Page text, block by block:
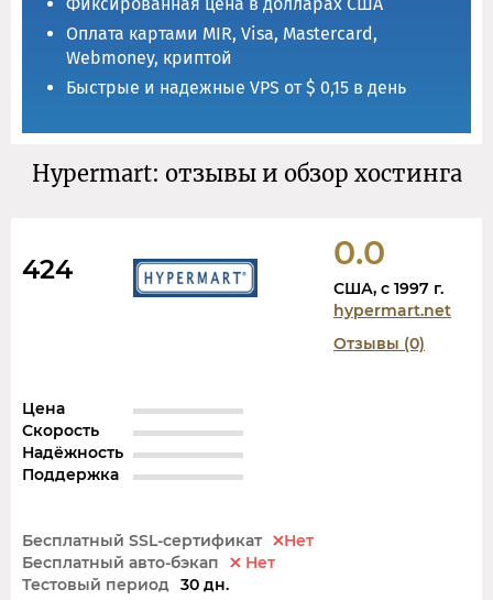
Фиксированная цена в долларах США
Оплата картами MIR, Visa, Mastercard,
Webmoney, криптой
Быстрые и надежные VPS от $ 0,15 в день
Hypermart: отзывы и обзор хостинга
424 0.0
США, c 1997 г.
hypermart.net
Отзывы (0)
Цена
Скорость
Надёжность
Поддержка
Бесплатный SSL-сертификат
Нет
Бесплатный авто-бэкап
Нет
Тестовый период 30 дн.